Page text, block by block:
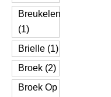
Breukelen
(1)
Brielle (1)
Broek (2)
Broek Op